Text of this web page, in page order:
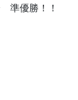
準優勝！！